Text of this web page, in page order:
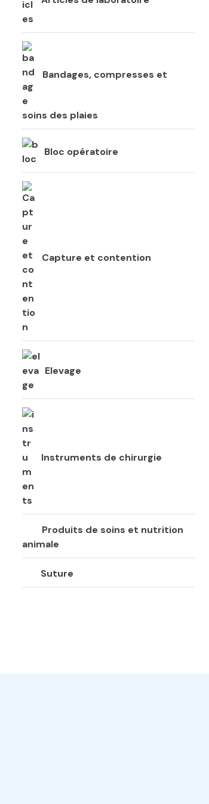
Bandages, compresses et
soins des plaies
Bloc opératoire
Capture et contention
Elevage
Instruments de chirurgie
Produits de soins et nutrition
animale
Suture